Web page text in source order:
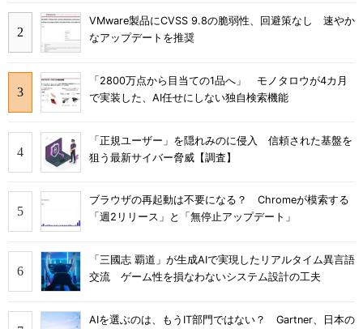
VMware製品にCVSS 9.8の脆弱性、回避策なし 速やか
なアップデートを推奨
「2800万点から目当ての1品へ」 モノタロウが4カ月
で実装した、AI任せにしない独自検索機能
「正規ユーザー」を隠れみのに侵入 信頼された基盤を
狙う最新サイバー脅威【調査】
ブラウザの再起動は不要になる？ Chromeが模索する
「週2リリース」と「無停止アップデート」
「三國志 覇道」が生成AIで実現したリアルタイム異言語
交流 ゲーム性を損なわないシステム設計の工夫
AIを選ぶのは、もうIT部門ではない？ Gartner、日本の